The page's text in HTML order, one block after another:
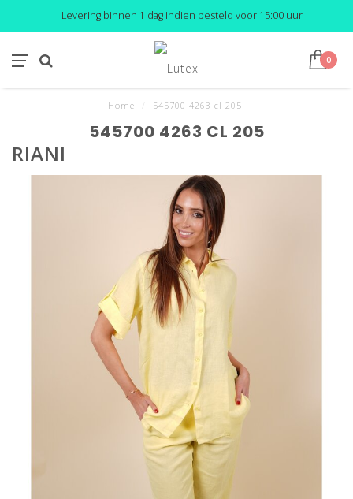
Levering binnen 1 dag indien besteld voor 15:00 uur
0
Home 545700 4263 cl 205
545700 4263 CL 205
RIANI